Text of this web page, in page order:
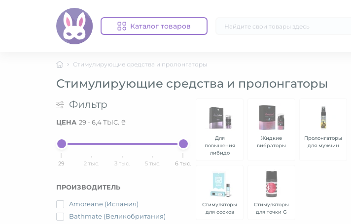
Каталог товаров
Стимулирующие средства и пролонгаторы
Стимулирующие средства и пролонгаторы
Фильтр
29- 6,4 ТЫС. ₴
ЦЕНА
29 2 тыс. 3 тыс. 5 тыс. 6 тыс.
ПРОИЗВОДИТЕЛЬ
Amoreane (Испания)
Bathmate (Великобритания)
Для
повышения
либидо
Жидкие
вибраторы
Пролонгаторы
для мужчин
Стимуляторы
для сосков
Стимуляторы
для точки G